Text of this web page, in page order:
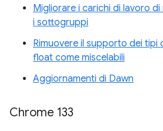
Migliorare i carichi di lavoro
i sottogruppi
Rimuovere il supporto dei tipi
float come miscelabili
Aggiornamenti di Dawn
Chrome 133